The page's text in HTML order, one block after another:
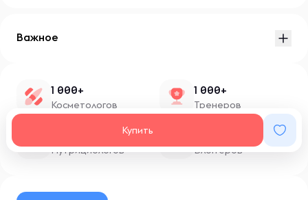
Купить
Важное
1 000+
Косметологов
1 000+
Тренеров
Нутрициологов Блоггеров